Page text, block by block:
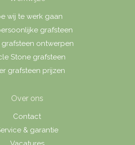
wij te werk gaan
grafsteen
grafsteen ontwerpen
Stone grafsteen
grafsteen prijzen
Over ons
Contact
& garantie